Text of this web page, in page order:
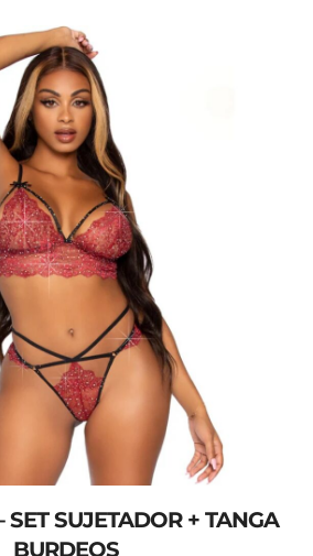
SET SUJETADOR + TANGA
BURDEOS